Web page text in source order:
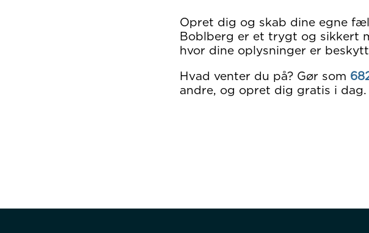
Opret dig og skab dine egne
Boblberg er et trygt og sikkert
hvor dine oplysninger er
Hvad venter du på? Gør som
andre, og opret dig gratis i dag.